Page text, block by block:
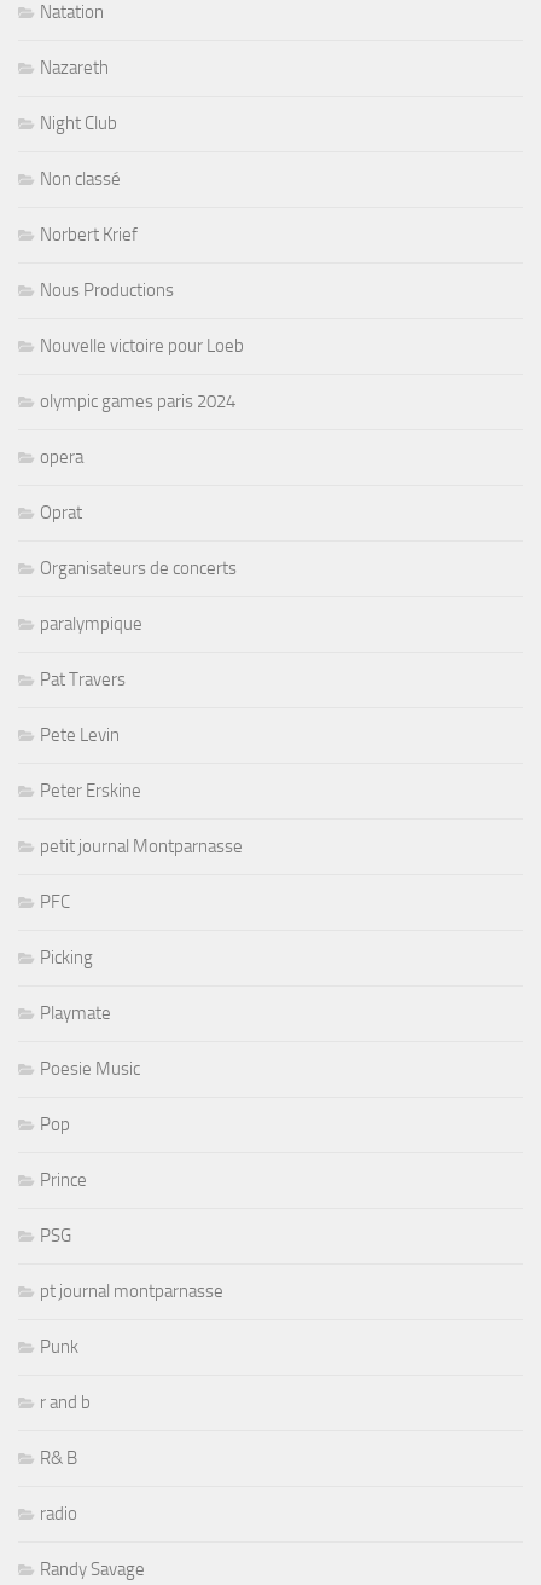
Natation
Nazareth
Night Club
Non classé
Norbert Krief
Nous Productions
Nouvelle victoire pour Loeb
olympic games paris 2024
opera
Oprat
Organisateurs de concerts
paralympique
Pat Travers
Pete Levin
Peter Erskine
petit journal Montparnasse
PFC
Picking
Playmate
Poesie Music
Pop
Prince
PSG
pt journal montparnasse
Punk
r and b
R& B
radio
Randy Savage